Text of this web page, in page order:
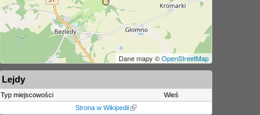
Dane mapy ©OpenStreetMap
Lejdy
Typ miejscowości
Wieś
Strona w Wikipedii